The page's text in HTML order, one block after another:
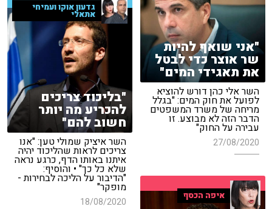
"אני שואף להיות
שר אוצר כדי לבטל
את תאגידי המים"
השר אלי כהן דורש להוציא
לפועל את חוק המים: "בגלל
מריחה של משרד המשפטים
הדבר הזה לא מבוצע. זו
עבירה על החוק"
27/08/2020
גדעון אוקו ועמיחי
אתאלי
"בליכוד צריכים
להכריע מה יותר
חשוב להם"
השר איציק שמולי טען: "אנו
צריכים לראות שהליכוד יהיה
איתנו באותו הדף, כרגע נראה
שלא כל כך" • והוסיף:
"הדיבור על הליכה לבחירות -
מופקר"
18/08/2020 איפה הכסף